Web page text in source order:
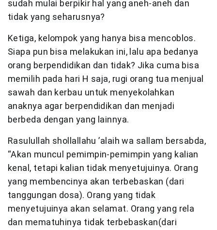
sudah mulai berpikir hal yang aneh-aneh dan
tidak yang seharusnya?
Ketiga, kelompok yang hanya bisa mencoblos.
Siapa pun bisa melakukan ini, lalu apa bedanya
orang berpendidikan dan tidak? Jika cuma bisa
memilih pada hari H saja, rugi orang tua menjual
sawah dan kerbau untuk menyekolahkan
anaknya agar berpendidikan dan menjadi
berbeda dengan yang lainnya.
Rasulullah shollallahu ’alaih wa sallam bersabda,
“Akan muncul pemimpin-pemimpin yang kalian
kenal, tetapi kalian tidak menyetujuinya. Orang
yang membencinya akan terbebaskan (dari
tanggungan dosa). Orang yang tidak
menyetujuinya akan selamat. Orang yang rela
dan mematuhinya tidak terbebaskan(dari